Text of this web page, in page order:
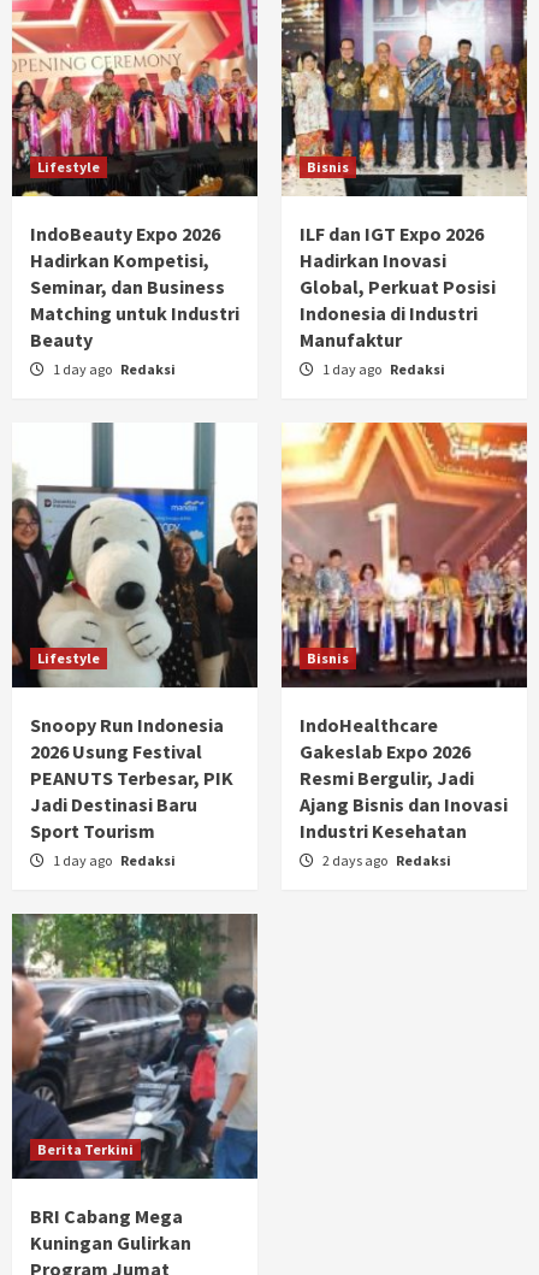
Lifestyle
IndoBeauty Expo 2026
Hadirkan Kompetisi,
Seminar, dan Business
Matching untuk Industri
Beauty
1 day ago Redaksi
Bisnis
ILF dan IGT Expo 2026
Hadirkan Inovasi
Global, Perkuat Posisi
Indonesia di Industri
Manufaktur
1 day ago Redaksi
Lifestyle
Snoopy Run Indonesia
2026 Usung Festival
PEANUTS Terbesar, PIK
Jadi Destinasi Baru
Sport Tourism
1 day ago Redaksi
Bisnis
IndoHealthcare
Gakeslab Expo 2026
Resmi Bergulir, Jadi
Ajang Bisnis dan Inovasi
Industri Kesehatan
2 days ago Redaksi
Berita Terkini
BRI Cabang Mega
Kuningan Gulirkan
Program Jumat